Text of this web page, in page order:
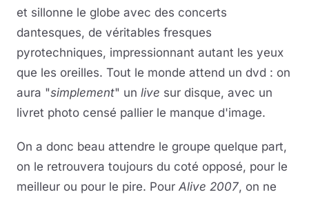
et sillonne le globe avec des concerts
dantesques, de véritables fresques
pyrotechniques, impressionnant autant les yeux
que les oreilles. Tout le monde attend un dvd : on
aura "simplement" un live sur disque, avec un
livret photo censé pallier le manque d'image.
On a donc beau attendre le groupe quelque part,
on le retrouvera toujours du coté opposé, pour le
meilleur ou pour le pire. Pour Alive 2007, on ne